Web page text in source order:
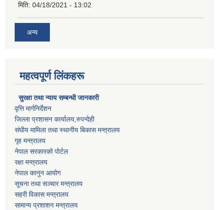
मिति: 04/18/2021 - 13:02
अन्य
महत्वपूर्ण लिंकहरू
सुरक्षा तथा न्याय सम्बन्धी जानकारी
वृत्ति मार्गनिर्देशन
जिल्ला प्रशासन कार्यालय,रुपन्देही
संघीय मामिला तथा स्थानीय बिकास मन्त्रालय
गृह मन्त्रालय
नेपाल सरकारको पोर्टल
रक्षा मन्त्रालय
नेपाल कानुन आयोग
सूचना तथा सञ्चार मन्त्रालय
सहरी विकास मन्त्रालय
सामान्य प्रशाशन मन्त्रालय